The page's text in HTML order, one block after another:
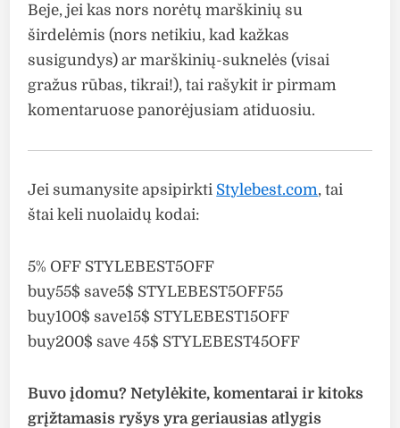
Beje, jei kas nors norėtų marškinių su
širdelėmis (nors netikiu, kad kažkas
susigundys) ar marškinių-suknelės (visai
gražus rūbas, tikrai!), tai rašykit ir pirmam
komentaruose panorėjusiam atiduosiu.
Jei sumanysite apsipirkti Stylebest.com, tai
štai keli nuolaidų kodai:
5% OFF STYLEBEST5OFF
buy55$ save5$ STYLEBEST5OFF55
buy100$ save15$ STYLEBEST15OFF
buy200$ save 45$ STYLEBEST45OFF
Buvo įdomu? Netylėkite, komentarai ir kitoks
grįžtamasis ryšys yra geriausias atlygis